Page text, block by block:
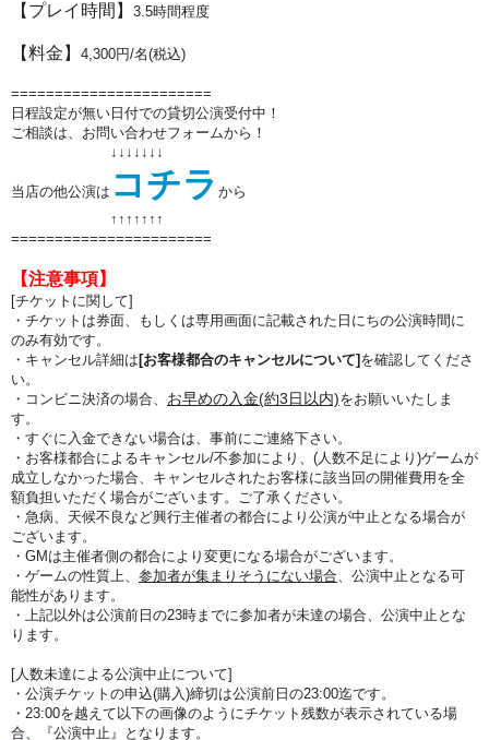
【プレイ時間】 3.5時間程度
【料金】 4,300円/名(税込)
=======================
日程設定が無い日付での貸切公演受付中！
ご相談は、お問い合わせフォームから！
↓↓↓↓↓↓↓
当店の他公演は コチラ から
↑↑ ↑↑ ↑↑ ↑
=======================
【注意事項】
[チケットに関して]
・チケットは券面、もしくは専用画面に記載された日にちの公演時間に
のみ有効です。
・キャンセル詳細は [お客様都合のキャンセルについて] を確認してくださ
い。
・コンビニ決済の場合、 お早めの入金(約3日以内)をお願いいたしま
す。
・すぐに入金できない場合は、事前にご連絡下さい。
・お客様都合によるキャンセル/不参加により、(人数不足により)ゲームが
成立しなかった場合、キャンセルされたお客様に該当回の開催費用を全
額負担いただく場合がございます。ご了承ください。
・急病、天候不良など興行主催者の都合により公演が中止となる場合が
ございます。
・GMは主催者側の都合により変更になる場合がございます。
・ゲームの性質上、 参加者が集まりそうにない場合、公演中止となる可
能性があります。
・上記以外は公演前日の23時までに参加者が未達の場合、公演中止とな
ります。
[人数未達による公演中止について]
・公演チケットの申込(購入)締切は公演前日の23:00迄です。
・23:00を越えて以下の画像のようにチケット残数が表示されている場
合、『公演中止』となります。